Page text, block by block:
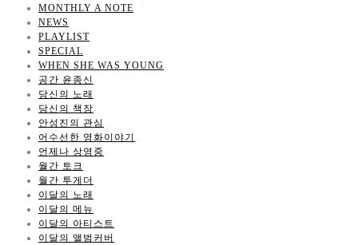
MONTHLY A NOTE
NEWS
PLAYLIST
SPECIAL
WHEN SHE WAS YOUNG
공간 윤종신
당신의 노래
당신의 책장
안성진의 관심
어수선한 영화이야기
언제나 상영중
월간 토크
월간 투게더
이달의 노래
이달의 메뉴
이달의 아티스트
이달의 앨범커버